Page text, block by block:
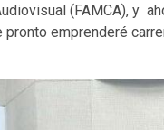
(FAMCA), y
pronto emprenderé